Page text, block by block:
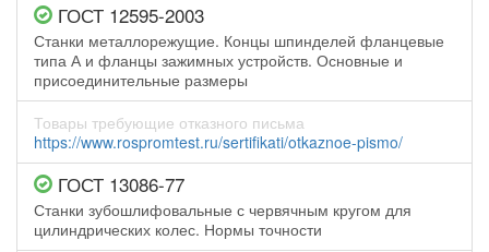
ГОСТ 12595-2003
Станки металлорежущие. Концы шпинделей фланцевые
типа А и фланцы зажимных устройств. Основные и
присоединительные размеры
Товары требующие отказного письма
https://www.rospromtest.ru/sertifikati/otkaznoe-pismo/
ГОСТ 13086-77
Станки зубошлифовальные с червячным кругом для
цилиндрических колес. Нормы точности